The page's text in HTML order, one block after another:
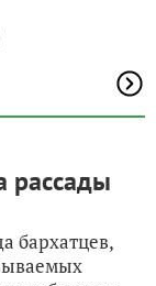
рассады
бархатцев,